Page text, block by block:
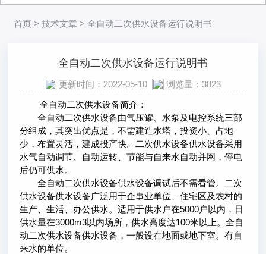
首页 >技术文章 > 全自动二次供水设备运行说明书
全自动二次供水设备运行说明书
更新时间：2022-05-10
浏览量：3823
全自动二次供水设备简介：
全自动二次供水设备由气压罐、水泵及电控系统三部
分组成，其突出优点是，不需建造水塔，投资小、占地
少，布置灵活，建成投产快。二次供水设备供水设备采用
水气自动调节、自动运转、节能与自来水自动并网，停电
后仍可供水。
全自动二次供水设备供水设备调试后不需看管。二次
供水设备供水设备广泛用于企事业单位、住宅区及农村的
生产、生活、办公供水。适用于供水户在5000户以内，日
供水量在3000m3以内场所，供水高度达100米以上。全自
动二次供水设备供水设备，一般设在地面或地下室。有自
来水的单位。